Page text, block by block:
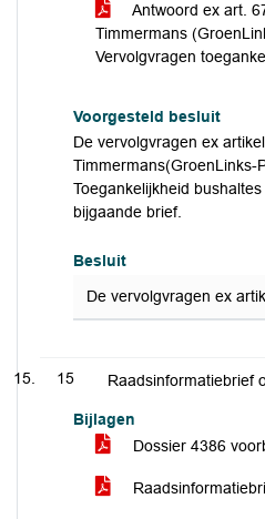
Antwoord ex art.
Timmermans
Vervolgvragen
Voorgesteld besluit
De vervolgvragen ex
Timmermans(GroenLinks-
Toegankelijkheid
bijgaande brief.
Besluit
De vervolgvragen ex
15 Raadsinformatiebrief
Bijlagen
Dossier 4386